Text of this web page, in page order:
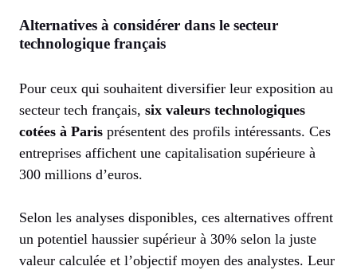
Alternatives à considérer dans le secteur
technologique français
Pour ceux qui souhaitent diversifier leur exposition au
secteur tech français, six valeurs technologiques
cotées à Paris présentent des profils intéressants. Ces
entreprises affichent une capitalisation supérieure à
300 millions d’euros.
Selon les analyses disponibles, ces alternatives offrent
un potentiel haussier supérieur à 30% selon la juste
valeur calculée et l’objectif moyen des analystes. Leur